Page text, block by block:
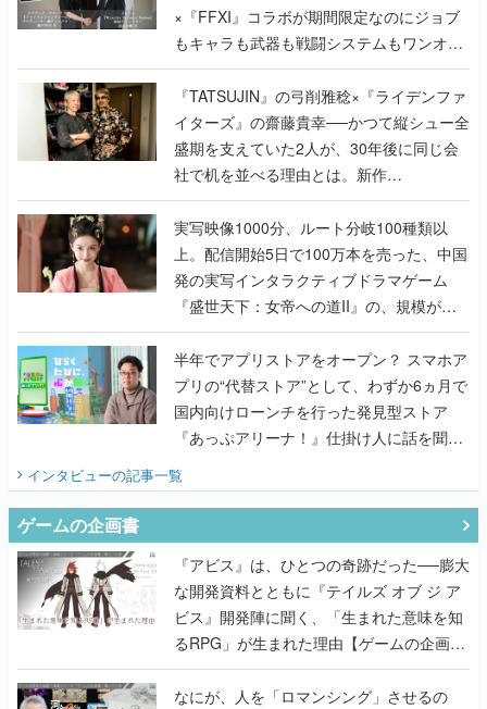
×『FFXI』コラボが期間限定なのにジョブ
もキャラも武器も戦闘システムもワンオフ
で作り込まれた理由を両ディレクターに聞
く
『TATSUJIN』の弓削雅稔×『ライデンファ
イターズ』の齋藤貴幸──かつて縦シュー全
盛期を支えていた2人が、30年後に同じ会
社で机を並べる理由とは。新作
『TATSUJIN EXTREME』で初タッグを組
んだレジェンド2人に訊く開発秘話
実写映像1000分、ルート分岐100種類以
上。配信開始5日で100万本を売った、中国
発の実写インタラクティブドラマゲーム
『盛世天下：女帝への道II』の、規模が違
うこだわりをプロデューサーに聞いた
半年でアプリストアをオープン？ スマホア
プリの“代替ストア”として、わずか6ヵ月で
国内向けローンチを行った発見型ストア
『あっぷアリーナ！』仕掛け人に話を聞い
てみた
インタビューの記事一覧
ゲームの企画書
『アビス』は、ひとつの奇跡だった──膨大
な開発資料とともに『テイルズ オブ ジ ア
ビス』開発陣に聞く、「生まれた意味を知
るRPG」が生まれた理由【ゲームの企画
書】
なにが、人を「ロマンシング」させるの